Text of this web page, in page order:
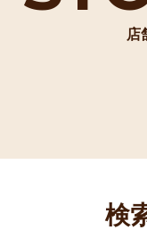
店
検